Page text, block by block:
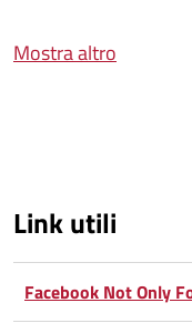
Mostra altro
Link utili
Facebook Not Only